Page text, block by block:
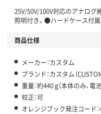
25V/50V/100V対応のアナロ
照明付き。●ハードケース付属
商品仕様
メーカー：カスタム
ブランド：カスタム（
重量：約440 g（本体のみ、電
校正：可
オレンジブック発注コード